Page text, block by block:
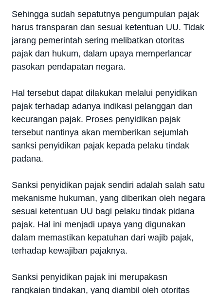
Sehingga sudah sepatutnya pengumpulan pajak
harus transparan dan sesuai ketentuan UU. Tidak
jarang pemerintah sering melibatkan otoritas
pajak dan hukum, dalam upaya memperlancar
pasokan pendapatan negara.
Hal tersebut dapat dilakukan melalui penyidikan
pajak terhadap adanya indikasi pelanggan dan
kecurangan pajak. Proses penyidikan pajak
tersebut nantinya akan memberikan sejumlah
sanksi penyidikan pajak kepada pelaku tindak
padana.
Sanksi penyidikan pajak sendiri adalah salah satu
mekanisme hukuman, yang diberikan oleh negara
sesuai ketentuan UU bagi pelaku tindak pidana
pajak. Hal ini menjadi upaya yang digunakan
dalam memastikan kepatuhan dari wajib pajak,
terhadap kewajiban pajaknya.
Sanksi penyidikan pajak ini merupakasn
rangkaian tindakan, yang diambil oleh otoritas